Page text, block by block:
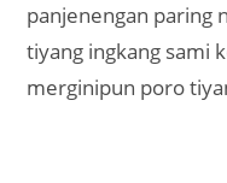
panjenengan paring
tiyang ingkang sami
merginipun poro